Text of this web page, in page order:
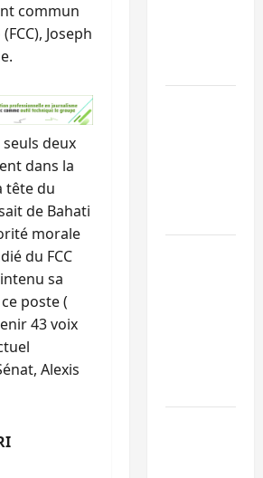
commun
Joseph
deux
dans la
tête du
de Bahati
morale
du FCC
sa
poste (
43 voix
Alexis